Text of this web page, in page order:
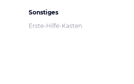
Sonstiges
Erste-Hilfe-Kasten